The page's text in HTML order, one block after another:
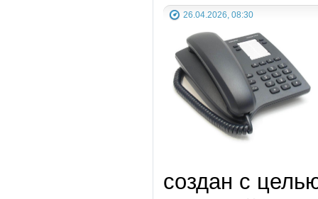
26.04.2026, 08:30
создан с